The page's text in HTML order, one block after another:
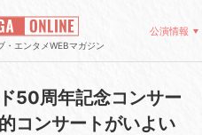
・エンタメWEBマガジン
公演情報
50周年記念コンサー
コンサートがいよい